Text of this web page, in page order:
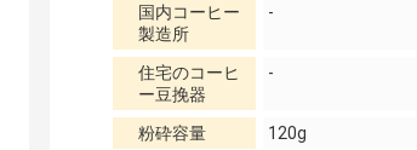
国内コーヒー
製造所
-
住宅のコーヒ
ー豆挽器
-
粉砕容量
120g